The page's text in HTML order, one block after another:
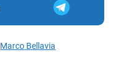
Marco Bellavia